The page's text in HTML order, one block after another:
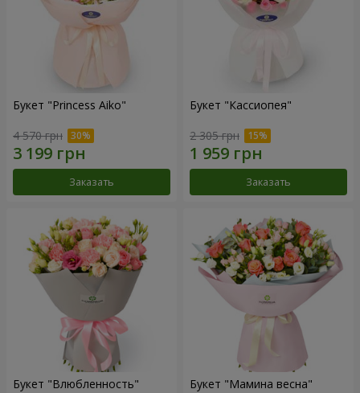
Букет "Princess Aiko"
4 570 грн
Заказать
Букет "Кассиопея"
2 305 грн
Заказать
Букет "Влюбленность" Букет "Мамина весна"